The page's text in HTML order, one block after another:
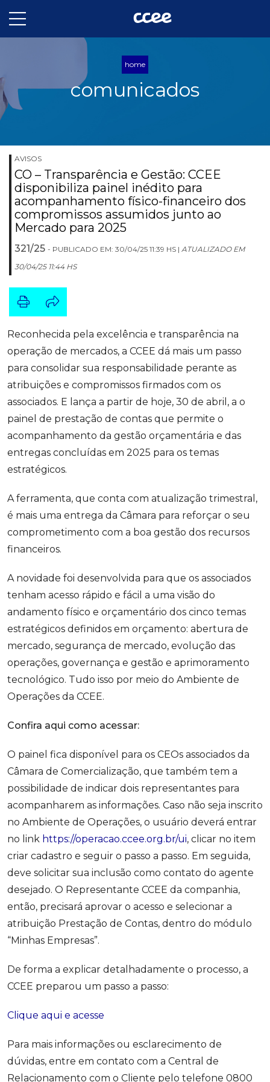
home
comunicados
AVISOS
CO – Transparência e Gestão: CCEE
disponibiliza painel inédito para
acompanhamento físico-financeiro dos
compromissos assumidos junto ao
Mercado para 2025
321/25 - PUBLICADO EM: 30/04/25 11:39 HS | ATUALIZADO EM
30/04/25 11:44 HS
Reconhecida pela excelência e transparência na
operação de mercados, a CCEE dá mais um passo
para consolidar sua responsabilidade perante as
atribuições e compromissos firmados com os
associados. E lança a partir de hoje, 30 de abril, a o
painel de prestação de contas que permite o
acompanhamento da gestão orçamentária e das
entregas concluídas em 2025 para os temas
estratégicos.
A ferramenta, que conta com atualização trimestral,
é mais uma entrega da Câmara para reforçar o seu
comprometimento com a boa gestão dos recursos
financeiros.
A novidade foi desenvolvida para que os associados
tenham acesso rápido e fácil a uma visão do
andamento físico e orçamentário dos cinco temas
estratégicos definidos em orçamento: abertura de
mercado, segurança de mercado, evolução das
operações, governança e gestão e aprimoramento
tecnológico. Tudo isso por meio do Ambiente de
Operações da CCEE.
Confira aqui como acessar:
O painel fica disponível para os CEOs associados da
Câmara de Comercialização, que também tem a
possibilidade de indicar dois representantes para
acompanharem as informações. Caso não seja inscrito
no Ambiente de Operações, o usuário deverá entrar
no link https://operacao.ccee.org.br/ui, clicar no item
criar cadastro e seguir o passo a passo. Em seguida,
deve solicitar sua inclusão como contato do agente
desejado. O Representante CCEE da companhia,
então, precisará aprovar o acesso e selecionar a
atribuição Prestação de Contas, dentro do módulo
“Minhas Empresas”.
De forma a explicar detalhadamente o processo, a
CCEE preparou um passo a passo:
Clique aqui e acesse
Para mais informações ou esclarecimento de
dúvidas, entre em contato com a Central de
Relacionamento com o Cliente pelo telefone 0800